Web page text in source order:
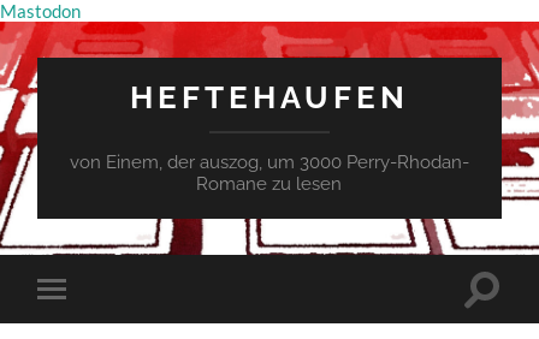
Mastodon
HEFTEHAUFEN
von Einem, der auszog, um 3000 Perry-Rhodan-
Romane zu lesen
Mobile-
Menü